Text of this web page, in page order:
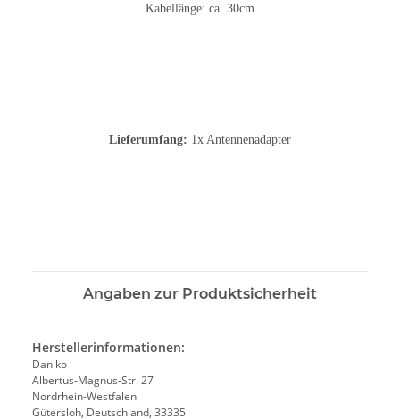
Kabellänge: ca. 30cm
Lieferumfang: 1x Antennenadapter
Angaben zur Produktsicherheit
Herstellerinformationen:
Daniko
Albertus-Magnus-Str. 27
Nordrhein-Westfalen
Gütersloh, Deutschland, 33335